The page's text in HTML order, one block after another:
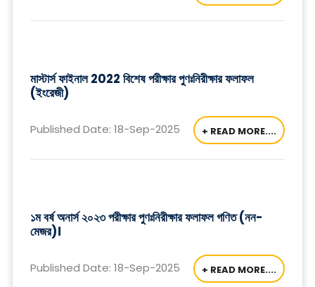
মাস্টার্স ফাইনাল 2022 বিশেষ পরীক্ষার পুণঃনিরীক্ষার ফলাফল
(ইংরেজী)
Published Date: 18-Sep-2025 + READ MORE....
১ম বর্ষ অনার্স ২০২৩ পরীক্ষার পুণঃনিরীক্ষার ফলাফল গণিত (নন-
মেজর)।
Published Date: 18-Sep-2025 + READ MORE....